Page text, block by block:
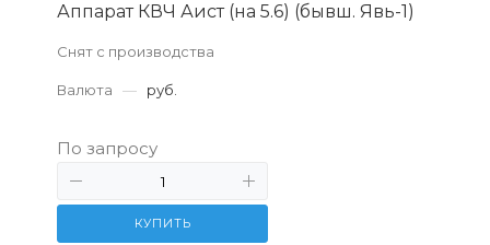
Аппарат КВЧ Аист (на 5.6) (бывш. Явь-1)
Снят с производства
Валюта — руб.
По запросу
КУПИТЬ